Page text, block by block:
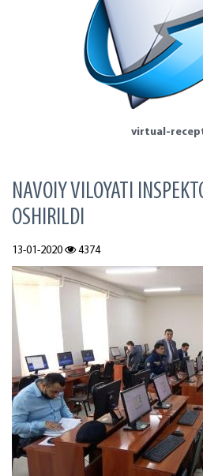
virtual-
NAVOIY VILOYATI
OSHIRILDI
13-01-2020 4374